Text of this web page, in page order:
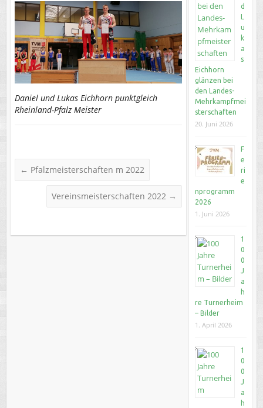
Daniel und Lukas Eichhorn punktgleich
Rheinland-Pfalz Meister
← Pfalzmeisterschaften m 2022
Vereinsmeisterschaften 2022 →
d
L
u
k
a
s
Eichhorn
glänzen bei
den Landes-
Mehrkampfmei
sterschaften
20. Juni 2026
F
e
ri
e
nprogramm
2026
1. Juni 2026
1
0
0
J
a
h
re Turnerheim
– Bilder
1. April 2026
1
0
0
J
a
h